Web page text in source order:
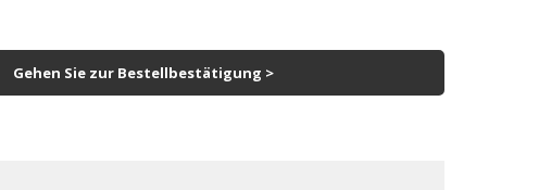
Gehen Sie zur Bestellbestätigung >